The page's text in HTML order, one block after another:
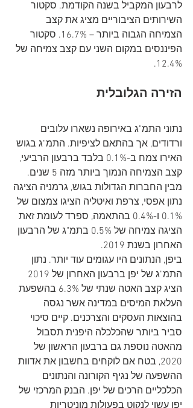
לרבעון המקביל בשנה הקודמת. סקטור
השירותים הציבוריים מציג את קצב
הצמיחה הגבוה ביותר – 16.7%. סקטור
הפיננסים במקום השני עם קצב צמיחה של
12.4%.
הזירה הגלובלית
נתוני התמ"ג באירופה נשארו עלובים
ורדודים, אך בהתאם לציפיות. התמ"ג בגוש
האירו צמח ב-0.1% בלבד ברבעון הרביעי,
קצב הצמיחה הנמוך ביותר מזה 5 שנים.
מבין החברות הגדולות בגוש, גרמניה הציגה
נתון אפסי, צרפת ואיטליה הציגו צמצום של
0.1% ו-0.4% בהתאמה, ספרד לעומת זאת
הציגה צמיחה של 0.5% בתמ"ג של הרבעון
האחרון בשנת 2019.
ביפן, הנתונים היו עגומים עוד יותר. נתון
הציג קצב האטה שנתי של 6.3% בהשפעת
העלאת המיסים במדינה אשר נגסה
בהוצאות העסקים והצרכנים. קיים סיכוי
סביר ביותר שהכלכלה היפנית תסבול
מהאטה נוספת גם ברבעון הראשון של
2020, בטח אם לוקחים בחשבון את אדוות
ההשפעה של נגיף הקורונה והנתונים
הכלכליים הרכים של יפן. הבנק המרכזי של
יפן עשוי לנקוט בפעולות מוניטריות